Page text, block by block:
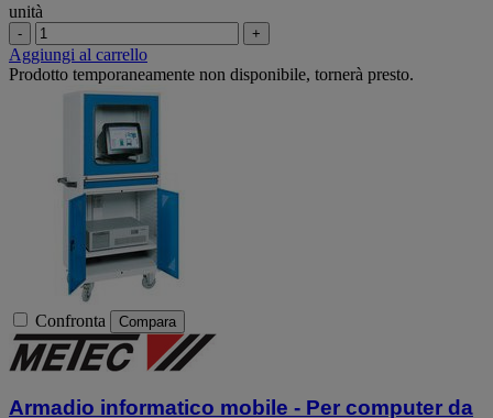
unità
- +
Aggiungi al carrello
Prodotto temporaneamente non disponibile, tornerà presto.
Confronta Compara
Armadio informatico mobile - Per computer da